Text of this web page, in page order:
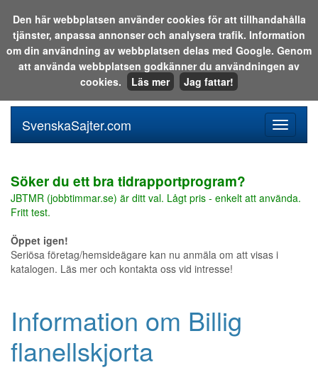
Sök i katalogen eller på webben:
meny
SvenskaSajter.com
Söker du ett bra tidrapportprogram?
JBTMR (jobbtimmar.se) är ditt val. Lågt pris - enkelt att använda.
Fritt test.
Öppet igen!
Seriösa företag/hemsideägare kan nu anmäla om att visas i
katalogen. Läs mer och kontakta oss vid intresse!
Information om Billig
flanellskjorta
Den här webbplatsen använder cookies för att tillhandahålla
tjänster, anpassa annonser och analysera trafik. Information
om din användning av webbplatsen delas med Google. Genom
att använda webbplatsen godkänner du användningen av
cookies.
Läs mer Jag fattar!